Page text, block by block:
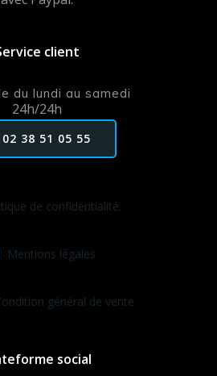
client
du lundi au samedi
24h/24h
02 38 51 05 55
de confidentialité.
Mentions légales
général de vente
social